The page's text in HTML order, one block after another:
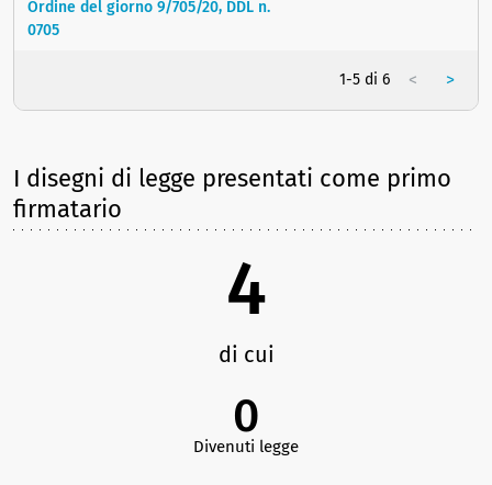
Ordine del giorno 9/705/20, DDL n.
0705
1-5 di 6 < >
I disegni di legge presentati come primo
firmatario
4
di cui
0
Divenuti legge